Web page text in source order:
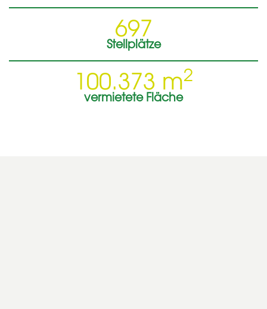
697
Stellplätze
100.373 m2
vermietete Fläche